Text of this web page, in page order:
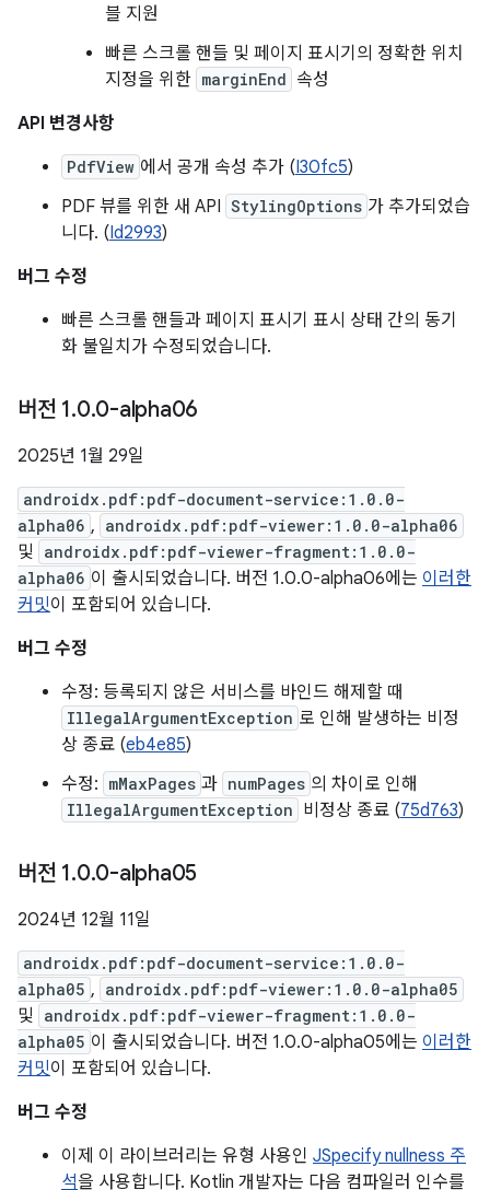
블 지원
빠른 스크롤 핸들 및 페이지 표시기의 정확한 위치
지정을 위한 marginEnd 속성
API 변경사항
PdfView 에서 공개 속성 추가 (I30fc5)
PDF 뷰를 위한 새 API StylingOptions 가 추가되었습
니다. (Id2993)
버그 수정
빠른 스크롤 핸들과 페이지 표시기 표시 상태 간의 동기
화 불일치가 수정되었습니다.
버전 1.0.0-alpha06
2025년 1월 29일
androidx.pdf:pdf-document-service:1.0.0-
alpha06 , androidx.pdf:pdf-viewer:1.0.0-alpha06
및 androidx.pdf:pdf-viewer-fragment:1.0.0-
alpha06 이 출시되었습니다. 버전 1.0.0-alpha06에는 이러한
커밋이 포함되어 있습니다.
버그 수정
수정: 등록되지 않은 서비스를 바인드 해제할 때
IllegalArgumentException 로 인해 발생하는 비정
상 종료 (eb4e85)
수정: mMaxPages 과 numPages 의 차이로 인해
IllegalArgumentException 비정상 종료 (75d763)
버전 1.0.0-alpha05
2024년 12월 11일
androidx.pdf:pdf-document-service:1.0.0-
alpha05 , androidx.pdf:pdf-viewer:1.0.0-alpha05
및 androidx.pdf:pdf-viewer-fragment:1.0.0-
alpha05 이 출시되었습니다. 버전 1.0.0-alpha05에는 이러한
커밋이 포함되어 있습니다.
버그 수정
이제 이 라이브러리는 유형 사용인 JSpecify nullness 주
석을 사용합니다. Kotlin 개발자는 다음 컴파일러 인수를